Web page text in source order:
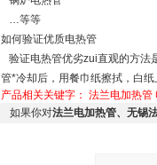
…等等
如何验证优质电热管
验证电热管优劣zui直观的方法
管*冷却后，用餐巾纸擦拭，白
产品相关关键字： 法兰电加热管
如果你对法兰电加热管、无锡